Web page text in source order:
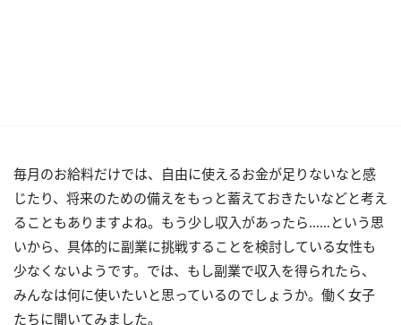
毎月のお給料だけでは、自由に使えるお金が足りないなと感
じたり、将来のための備えをもっと蓄えておきたいなどと考え
ることもありますよね。もう少し収入があったら……という思
いから、具体的に副業に挑戦することを検討している女性も
少なくないようです。では、もし副業で収入を得られたら、
みんなは何に使いたいと思っているのでしょうか。働く女子
たちに聞いてみました。